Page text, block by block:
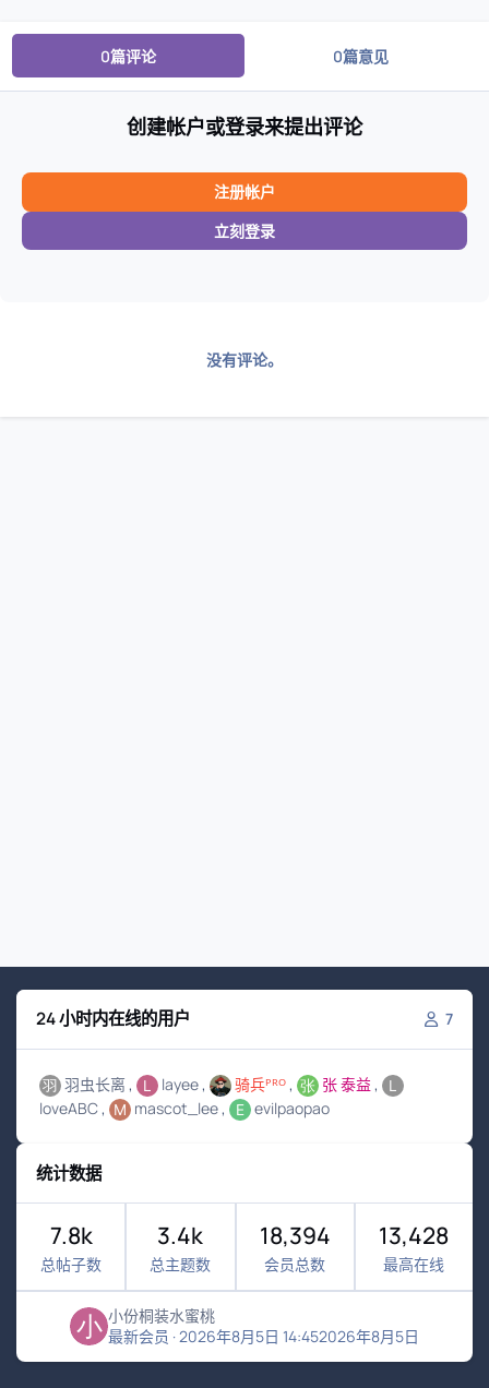
0篇评论 0篇意见
创建帐户或登录来提出评论
注册帐户
立刻登录
没有评论。
24 小时内在线的用户 7
羽虫长离 layee 骑兵ᴾᴿᴼ
张 泰益
loveABC
mascot_lee evilpaopao
统计数据
7.8k
总帖子数
3.4k
总主题数
18,394
会员总数
13,428
最高在线
小份桐装水蜜桃
最新会员 ·2026年8月5日 14:452026年8月5日